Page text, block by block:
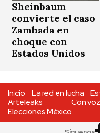
Sheinbaum
convierte el caso
Zambada en
choque con
Estados Unidos
Inicio La red en lucha
Arteleaks
Con
Elecciones México